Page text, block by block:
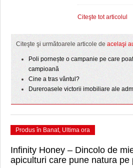
Citeşte tot articolul
Citeşte şi următoarele articole de acelaşi
Poli pornește o campanie pe care
campioană
Cine a tras vântul?
Dureroasele victorii imobiliare ale
Produs în Banat, Ultima ora
Infinity Honey – Dincolo de
apiculturi care pune natura pe